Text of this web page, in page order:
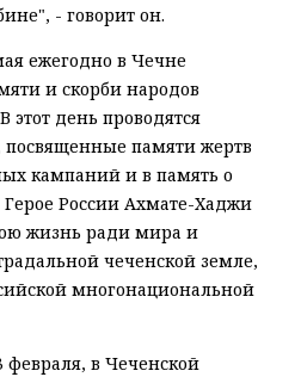
- говорит он.
ежегодно в Чечне
и скорби народов
этот день проводятся
памяти жертв
кампаний и в память о
России Ахмате-Хаджи
жизнь ради мира и
чеченской земле,
многонациональной
февраля, в Чеченской